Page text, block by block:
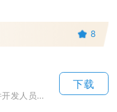
8
usb调试助手面向硬件开发人员、电子爱好者与设备调试从业者，依托安卓OTG功能实现移动端U...
下载